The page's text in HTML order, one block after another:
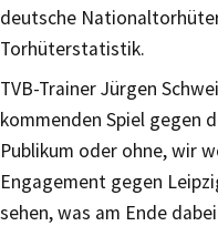
deutsche
Torhüterstatistik.
TVB-Trainer Jürgen
kommenden Spiel gegen
Publikum oder ohne, wir
Engagement gegen
sehen, was am Ende